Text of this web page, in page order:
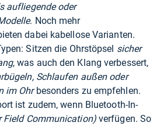
aufliegende oder
. Noch mehr
dabei kabellose Varianten.
Sitzen die Ohrstöpsel sicher
, was auch den Klang verbessert,
Schlaufen außen oder
im Ohrbesonders zu empfehlen.
ist zudem, wenn Bluetooth-In-
Field Communication)verfügen. So